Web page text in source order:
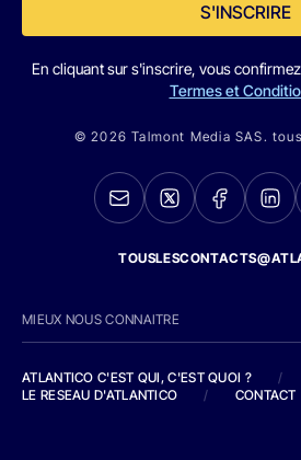
S'INSCRIRE
En cliquant sur s'inscrire, vous
Termes et
© 2026 Talmont Media SAS.
MIEUX NOUS CONNAITRE
ATLANTICO C'EST QUI, C'EST QUOI ?
/
LE RESEAU D'ATLANTICO
/ CONTACT